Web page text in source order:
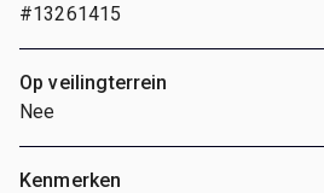
#13261415
Op veilingterrein
Nee
Kenmerken